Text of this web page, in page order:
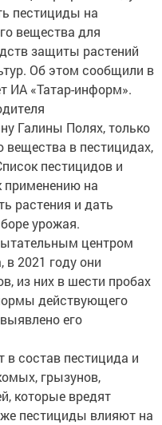
пестициды на
вещества для
защиты растений
Об этом сообщили в
ИА «Татар-информ».
Галины Полях, только
в пестицидах,
пестицидов и
применению на
растения и дать
урожая.
центром
2021 году они
из них в шести пробах
действующего
его
состав пестицида и
грызунов,
которые вредят
пестициды влияют на